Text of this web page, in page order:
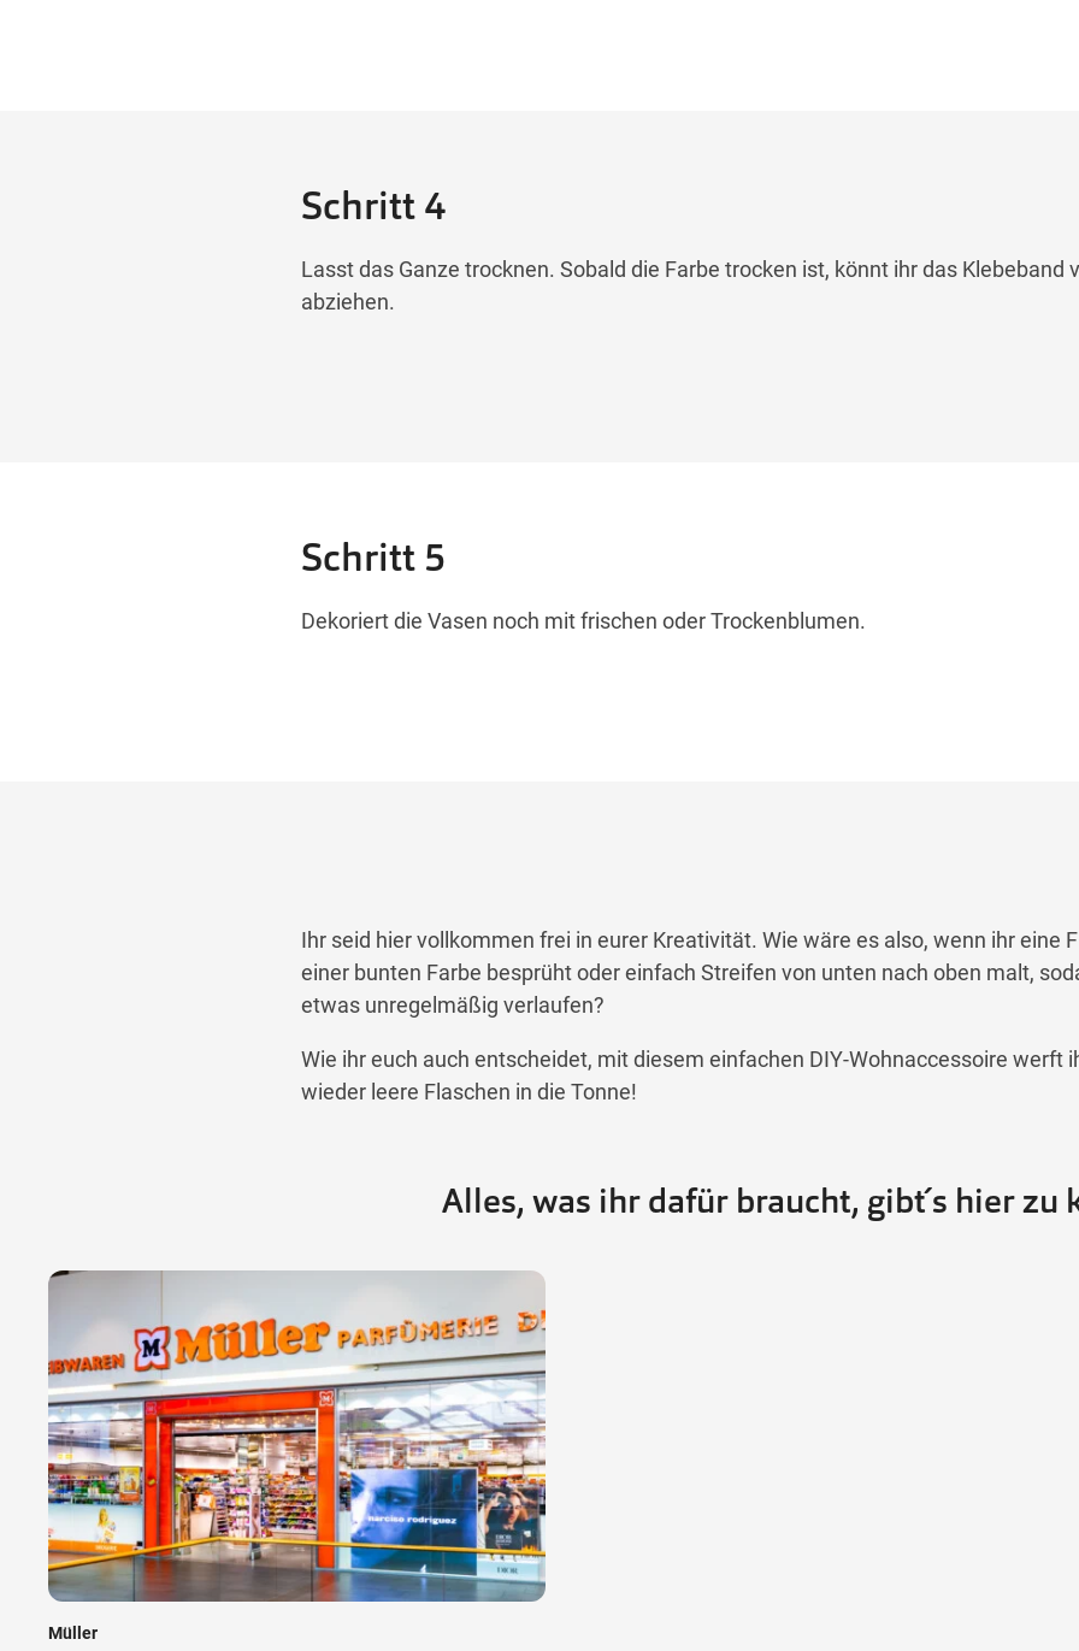
Schritt 4
Lasst das Ganze trocknen. Sobald die Farbe trocken ist, könnt ihr das Klebeband
abziehen.
Schritt 5
Dekoriert die Vasen noch mit frischen oder Trockenblumen.
Ihr seid hier vollkommen frei in eurer Kreativität. Wie wäre es also, wenn ihr eine
einer bunten Farbe besprüht oder einfach Streifen von unten nach oben malt,
etwas unregelmäßig verlaufen?
Wie ihr euch auch entscheidet, mit diesem einfachen DIY-Wohnaccessoire werft
wieder leere Flaschen in die Tonne!
Alles, was ihr dafür braucht, gibt´s hier zu
Müller